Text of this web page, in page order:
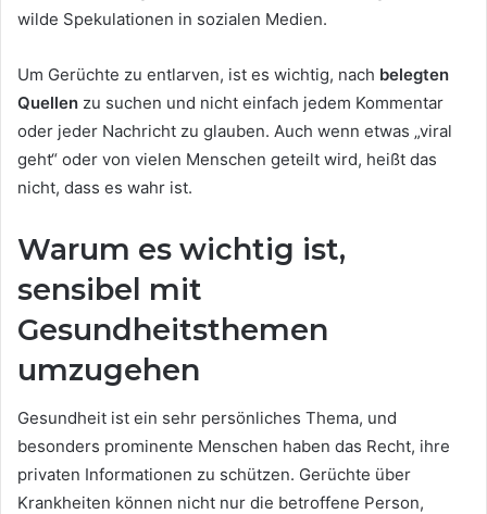
wilde Spekulationen in sozialen Medien.
Um Gerüchte zu entlarven, ist es wichtig, nach belegten
Quellen zu suchen und nicht einfach jedem Kommentar
oder jeder Nachricht zu glauben. Auch wenn etwas „viral
geht“ oder von vielen Menschen geteilt wird, heißt das
nicht, dass es wahr ist.
Warum es wichtig ist,
sensibel mit
Gesundheitsthemen
umzugehen
Gesundheit ist ein sehr persönliches Thema, und
besonders prominente Menschen haben das Recht, ihre
privaten Informationen zu schützen. Gerüchte über
Krankheiten können nicht nur die betroffene Person,